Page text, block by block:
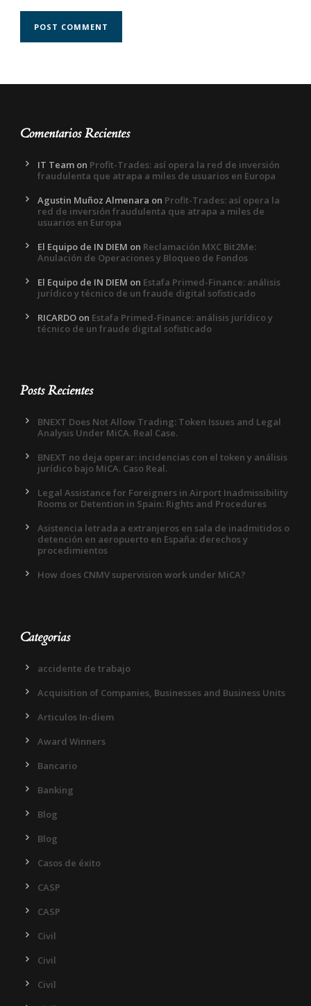
Comentarios Recientes
IT Team on Profit-Trades: así opera la red de inversión
fraudulenta que atrapa a miles de usuarios en Europa
Agustin Muñoz Almenara on Profit-Trades: así opera la
red de inversión fraudulenta que atrapa a miles de
usuarios en Europa
El Equipo de IN DIEM on Reclamación MXC Bit2Me:
Anulación de Operaciones y Bloqueo de Fondos
El Equipo de IN DIEM on Estafa Primed-Finance: análisis
jurídico y técnico de un fraude digital sofisticado
RICARDO on Estafa Primed-Finance: análisis jurídico y
técnico de un fraude digital sofisticado
Posts Recientes
BNEXT Does Not Allow Trading: Token Issues and Legal
Analysis Under MiCA. Real Case.
BNEXT no deja operar: incidencias con el token y análisis
jurídico bajo MiCA. Caso Real.
Legal Assistance for Foreigners in Airport Inadmissibility
Rooms or Detention in Spain: Rights and Procedures
Asistencia letrada a extranjeros en sala de inadmitidos o
detención en aeropuerto en España: derechos y
procedimientos
How does CNMV supervision work under MiCA?
Categorias
accidente de trabajo
Acquisition of Companies, Businesses and Business Units
Articulos In-diem
Award Winners
Bancario
Banking
Blog
Blog
Casos de éxito
CASP
CASP
Civil
Civil
Civil